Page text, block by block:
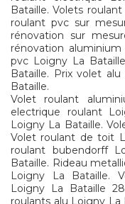
Bataille. Volets
roulant pvc sur
rénovation sur
rénovation
pvc Loigny La
Bataille. Prix volet
Bataille.
Volet roulant
electrique roulant
Loigny La Bataille.
Volet roulant de toit
roulant bubendorff
Bataille. Rideau
Loigny La Bataille.
Loigny La Bataille
roulants alu Loigny